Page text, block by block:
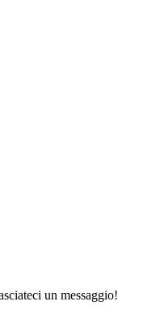
un messaggio!